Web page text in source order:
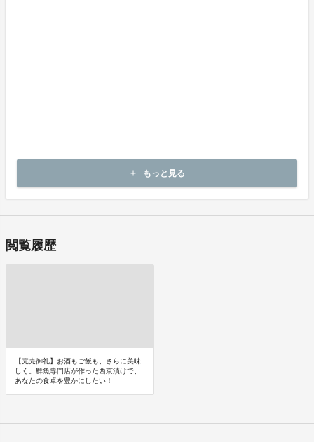
商品到着後14日以内に起案者までご連絡いただいた後、
起案者から対応方法をお客様宛にご連絡致します。
add もっと見る
閲覧履歴
【完売御礼】お酒もご飯も、さらに美味
しく。鮮魚専門店が作った西京漬けで、
あなたの食卓を豊かにしたい！